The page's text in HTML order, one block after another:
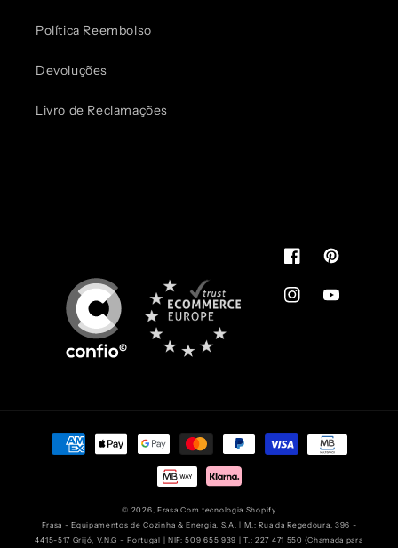
Política Reembolso
Devoluções
Livro de Reclamações
FacebookPinterest
InstagramYouTube
Métodos
© 2026, Frasa Com tecnologia Shopify
Frasa - Equipamentos de Cozinha & Energia, S.A. | M.: Rua da Regedoura, 396 -
4415-517 Grijó, V.N.G – Portugal | NIF: 509 655 939 | T.: 227 471 550 (Chamada para